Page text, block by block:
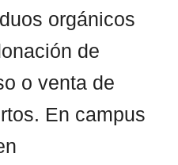
orgánicos
de
o venta de
En campus